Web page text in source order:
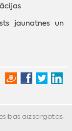
jaunatnes un
aizsargātas.